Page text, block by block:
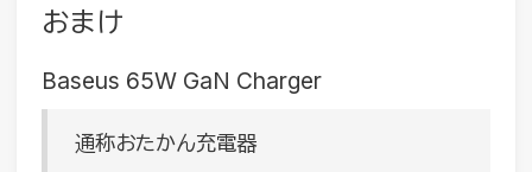
おまけ
Baseus 65W GaN Charger
通称おたかん充電器